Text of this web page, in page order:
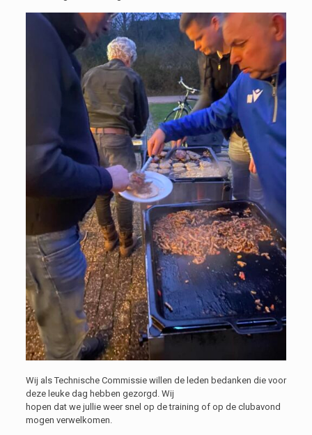
Wij als Technische Commissie willen de leden bedanken die voor
deze leuke dag hebben gezorgd. Wij
hopen dat we jullie weer snel op de training of op de clubavond
mogen verwelkomen.